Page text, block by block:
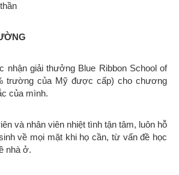
giải thưởng Blue Ribbon School of
trường của Mỹ được cấp) cho chương
của mình.
nhân viên nhiệt tình tận tâm, luôn hỗ
về mọi mặt khi họ cần, từ vấn đề học
nhà ở.